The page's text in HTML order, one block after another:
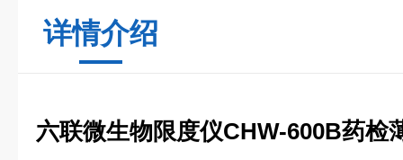
详情介绍
六联微生物限度仪CHW-600B药检